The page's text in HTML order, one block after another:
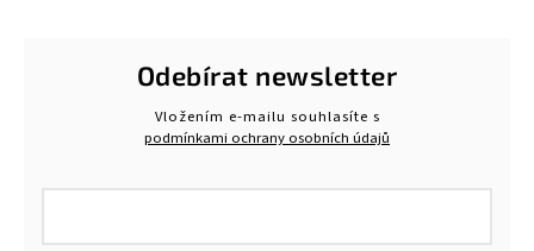
Odebírat newsletter
Vložením e-mailu souhlasíte s
podmínkami ochrany osobních údajů